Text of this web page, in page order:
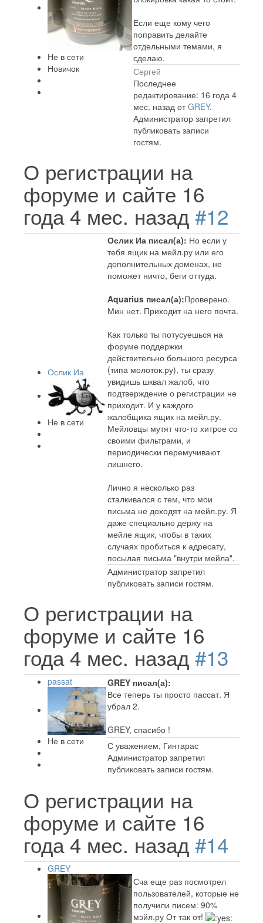
Не в сети
Новичок
Если еще кому чего
поправить делайте
отдельными темами, я
сделаю.
Сергей
Последнее
редактирование: 16 года 4
мес. назад отGREY.
Администратор запретил
публиковать записи
гостям.
О регистрации на
форуме и сайте 16
года 4 мес. назад #12
Ослик Иа
Не в сети
Ослик Иа писал(а): Но если у
тебя ящик на мейл.ру или его
дополнительных доменах, не
поможет ничто, беги оттуда.
Aquarius писал(а):Проверено.
Мин нет. Приходит на него почта.
Как только ты потусуешься на
форуме поддержки
действительно большого ресурса
(типа молоток.ру), ты сразу
увидишь шквал жалоб, что
подтверждение о регистрации не
приходит. И у каждого
жалобщика ящик на мейл.ру.
Мейловцы мутят что-то хитрое со
своими фильтрами, и
периодически перемучивают
лишнего.
Лично я несколько раз
сталкивался с тем, что мои
письма не доходят на мейл.ру. Я
даже специально держу на
мейле ящик, чтобы в таких
случаях пробиться к адресату,
посылая письма "внутри мейла".
Администратор запретил
публиковать записи гостям.
О регистрации на
форуме и сайте 16
года 4 мес. назад #13
passat
Не в сети
GREY писал(а):
Все теперь ты просто пассат. Я
убрал 2.
GREY, спасибо !
С уважением, Гинтарас
Администратор запретил
публиковать записи гостям.
О регистрации на
форуме и сайте 16
года 4 мес. назад #14
GREY
Сча еще раз посмотрел
пользователей, которые не
получили писем: 90%
мэйл.ру От так от!